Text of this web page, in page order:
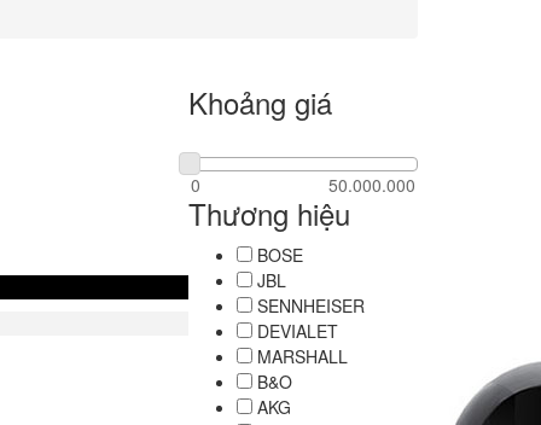
Khoảng giá
Thương hiệu
BOSE
JBL
SENNHEISER
DEVIALET
MARSHALL
B&O
AKG